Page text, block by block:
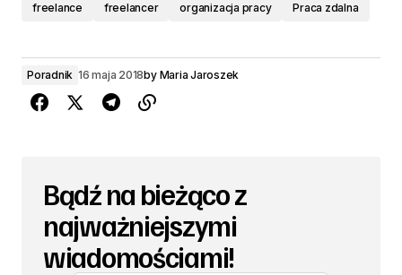
freelance freelancer organizacja pracy Praca zdalna
Poradnik 16 maja 2018by Maria Jaroszek
Bądź na bieżąco z
najważniejszymi
wiadomościami!